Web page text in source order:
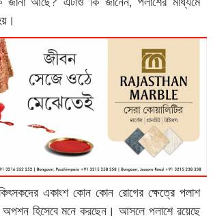
একাংশ কোন কোন রোগের ক্ষেত্রে পলাশ
হিসেবে মনে করছেন। আসলে পলাশে রয়েছে